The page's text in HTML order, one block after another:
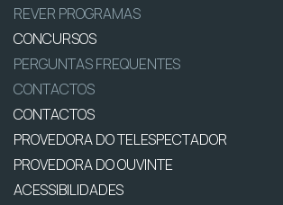
REVER PROGRAMAS
CONCURSOS
PERGUNTAS FREQUENTES
CONTACTOS
CONTACTOS
PROVEDORA DO TELESPECTADOR
PROVEDORA DO OUVINTE
ACESSIBILIDADES